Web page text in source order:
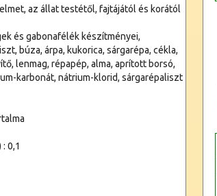
az állat testétől, fajtájától és korától
és gabonafélék készítményei,
búza, árpa, kukorica, sárgarépa, cékla,
lenmag, répapép, alma, aprított borsó,
karbonát, nátrium-klorid, sárgarépaliszt
0,1